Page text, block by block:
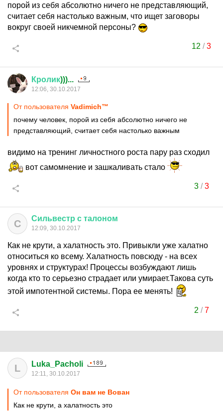
порой из себя абсолютно ничего не представляющий,
считает себя настолько важным, что ищет заговоры
вокруг своей никчемной персоны?
12 /3
Кролик)))...
12:06, 30.10.2017
От пользователя Vadimich™
почему человек, порой из себя абсолютно ничего не
представляющий, считает себя настолько важным
видимо на тренинг личностного роста пару раз сходил
вот самомнение и зашкаливать стало
3/3
С Сильвестр с талоном
12:09, 30.10.2017
Как не крути, а халатность это. Привыкли уже халатно
относиться ко всему. Халатность повсюду - на всех
уровнях и структурах! Процессы возбуждают лишь
когда кто то серьезно страдает или умирает.Такова суть
этой импотентной системы. Пора ее менять!
2 /7
L Luka_Pacholi
12:11, 30.10.2017
От пользователя Он вам не Вован
Как не крути, а халатность это